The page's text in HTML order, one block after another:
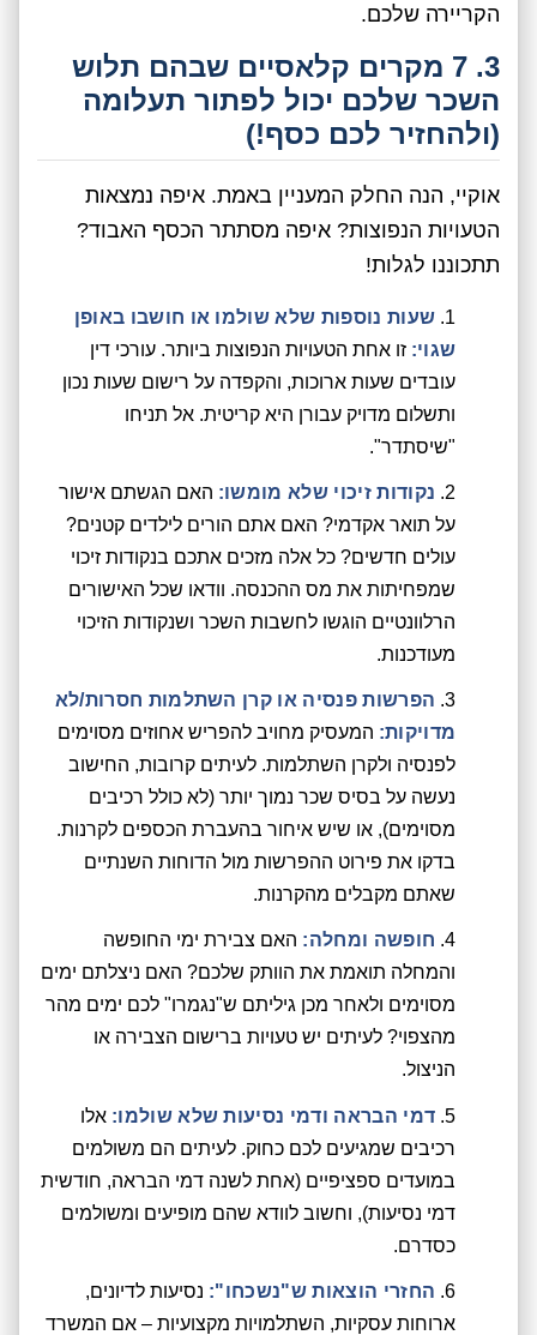
הקריירה שלכם.
3. 7 מקרים קלאסיים שבהם תלוש
השכר שלכם יכול לפתור תעלומה
(ולהחזיר לכם כסף!)
אוקיי, הנה החלק המעניין באמת. איפה נמצאות
הטעויות הנפוצות? איפה מסתתר הכסף האבוד?
תתכוננו לגלות!
שעות נוספות שלא שולמו או חושבו באופן
שגוי: זו אחת הטעויות הנפוצות ביותר. עורכי דין
עובדים שעות ארוכות, והקפדה על רישום שעות נכון
ותשלום מדויק עבורן היא קריטית. אל תניחו
"שיסתדר".
נקודות זיכוי שלא מומשו: האם הגשתם אישור
על תואר אקדמי? האם אתם הורים לילדים קטנים?
עולים חדשים? כל אלה מזכים אתכם בנקודות זיכוי
שמפחיתות את מס ההכנסה. וודאו שכל האישורים
הרלוונטיים הוגשו לחשבות השכר ושנקודות הזיכוי
מעודכנות.
הפרשות פנסיה או קרן השתלמות חסרות/לא
מדויקות: המעסיק מחויב להפריש אחוזים מסוימים
לפנסיה ולקרן השתלמות. לעיתים קרובות, החישוב
נעשה על בסיס שכר נמוך יותר (לא כולל רכיבים
מסוימים), או שיש איחור בהעברת הכספים לקרנות.
בדקו את פירוט ההפרשות מול הדוחות השנתיים
שאתם מקבלים מהקרנות.
חופשה ומחלה: האם צבירת ימי החופשה
והמחלה תואמת את הוותק שלכם? האם ניצלתם ימים
מסוימים ולאחר מכן גיליתם ש"נגמרו" לכם ימים מהר
מהצפוי? לעיתים יש טעויות ברישום הצבירה או
הניצול.
דמי הבראה ודמי נסיעות שלא שולמו: אלו
רכיבים שמגיעים לכם כחוק. לעיתים הם משולמים
במועדים ספציפיים (אחת לשנה דמי הבראה, חודשית
דמי נסיעות), וחשוב לוודא שהם מופיעים ומשולמים
כסדרם.
החזרי הוצאות ש"נשכחו": נסיעות לדיונים,
ארוחות עסקיות, השתלמויות מקצועיות – אם המשרד